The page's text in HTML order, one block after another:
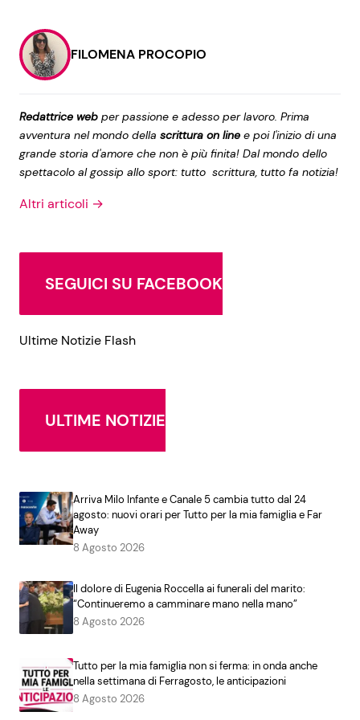
Seguici
Info
Chi siamo
Disclaimer e Privacy
FILOMENA PROCOPIO
Redattrice web per passione e adesso per lavoro. Prima
avventura nel mondo della scrittura on line e poi l'inizio di una
grande storia d'amore che non è più finita! Dal mondo dello
spettacolo al gossip allo sport: tutto scrittura, tutto fa notizia!
Altri articoli →
SEGUICI SU FACEBOOK
Ultime Notizie Flash
ULTIME NOTIZIE
Arriva Milo Infante e Canale 5 cambia tutto dal 24
agosto: nuovi orari per Tutto per la mia famiglia e Far
Away
8 Agosto 2026
Il dolore di Eugenia Roccella ai funerali del marito:
“Continueremo a camminare mano nella mano”
8 Agosto 2026
Tutto per la mia famiglia non si ferma: in onda anche
nella settimana di Ferragosto, le anticipazioni
8 Agosto 2026